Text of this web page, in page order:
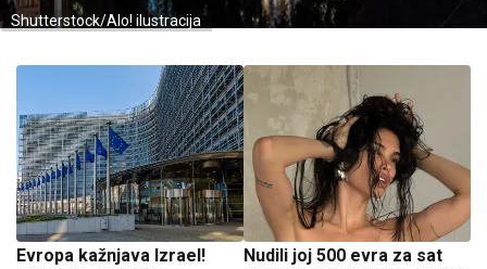
Shutterstock/Alo! ilustracija
Evropa kažnjava Izrael!
Nudili joj 500 evra za sat